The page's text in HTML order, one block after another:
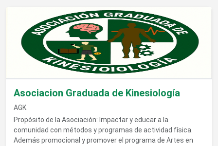
Ver detalles de Asociacion Graduada de Kinesiología
Asociacion Graduada de Kinesiología
AGK
Propósito de la Asociación: Impactar y educar a la
comunidad con métodos y programas de actividad física.
Además promocional y promover el programa de Artes en